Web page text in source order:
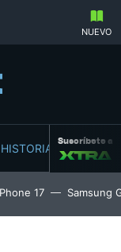
NUEVO
HISTORIA
Suscríbete a
17 Samsung